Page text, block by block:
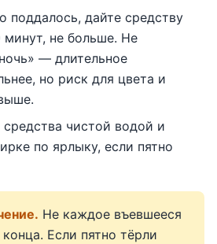
поддалось, дайте средству
минут, не больше. Не
— длительное
но риск для цвета и
чистой водой и
по ярлыку, если пятно
Не каждое въевшееся
Если пятно тёрли